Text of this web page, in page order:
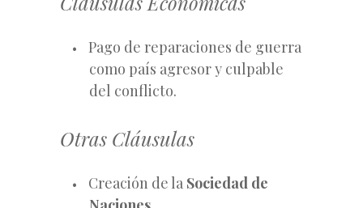
Pago de reparaciones de guerra
como país agresor y culpable
del conflicto.
Otras Cláusulas
Creación de la Sociedad de